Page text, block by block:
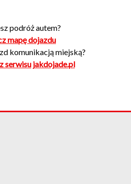
podróż autem?
mapę dojazdu
komunikacją miejską?
serwisu jakdojade.pl